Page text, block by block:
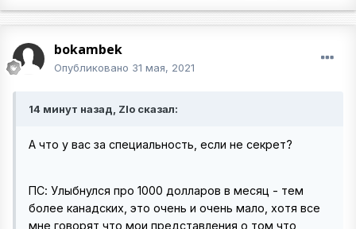
bokambek
Опубликовано 31 мая, 2021
14 минут назад, Zlo сказал:
А что у вас за специальность, если не секрет?
ПС: Улыбнулся про 1000 долларов в месяц - тем
более канадских, это очень и очень мало, хотя все
мне говорят что мои представления о том что